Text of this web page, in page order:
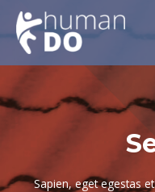
Sapien, eget egestas